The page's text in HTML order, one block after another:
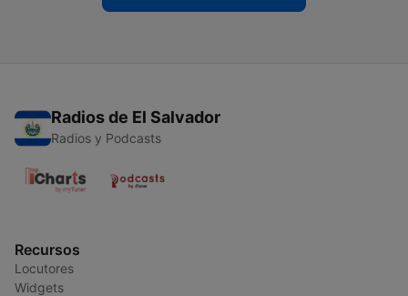
Radios de El Salvador
Radios y Podcasts
Recursos
Locutores
Widgets